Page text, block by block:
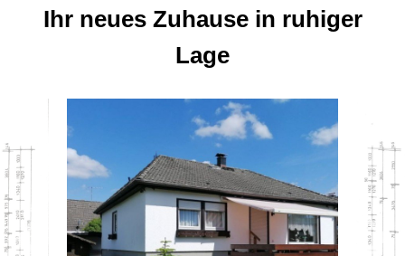
Ihr neues Zuhause in ruhiger
Lage